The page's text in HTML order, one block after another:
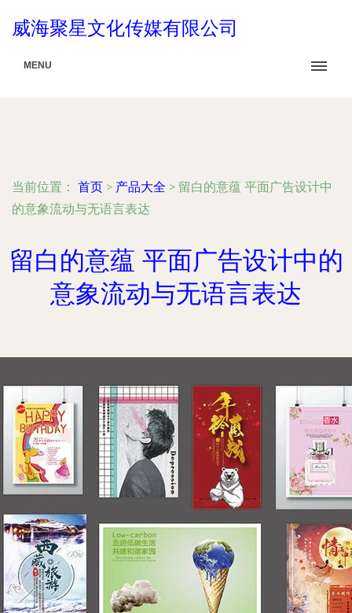
威海聚星文化传媒有限公司
MENU
当前位置： 首页 > 产品大全 > 留白的意蕴 平面广告设计中
的意象流动与无语言表达
留白的意蕴 平面广告设计中的
意象流动与无语言表达